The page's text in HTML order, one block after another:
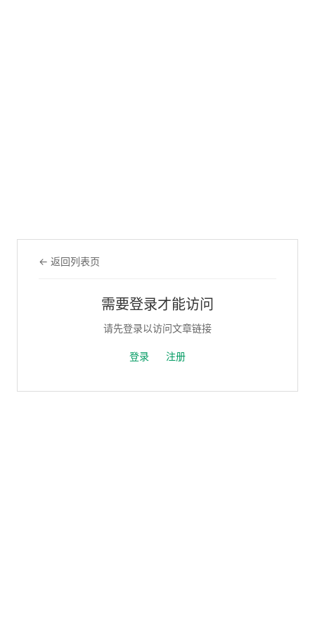
← 返回列表页
需要登录才能访问
请先登录以访问文章链接
登录 注册